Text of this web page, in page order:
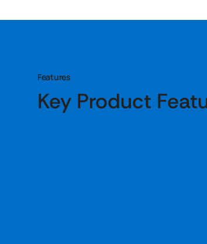
Features
Key Product